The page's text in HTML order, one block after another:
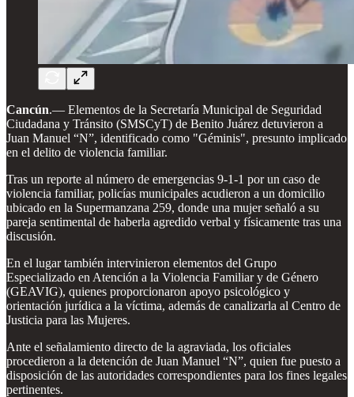
Cancún.— Elementos de la Secretaría Municipal de Seguridad
Ciudadana y Tránsito (SMSCyT) de Benito Juárez detuvieron a
Juan Manuel “N”, identificado como "Géminis", presunto implicado
en el delito de violencia familiar.
Tras un reporte al número de emergencias 9-1-1 por un caso de
violencia familiar, policías municipales acudieron a un domicilio
ubicado en la Supermanzana 259, donde una mujer señaló a su
pareja sentimental de haberla agredido verbal y físicamente tras una
discusión.
En el lugar también intervinieron elementos del Grupo
Especializado en Atención a la Violencia Familiar y de Género
(GEAVIG), quienes proporcionaron apoyo psicológico y
orientación jurídica a la víctima, además de canalizarla al Centro de
Justicia para las Mujeres.
Ante el señalamiento directo de la agraviada, los oficiales
procedieron a la detención de Juan Manuel “N”, quien fue puesto a
disposición de las autoridades correspondientes para los fines legales
pertinentes.